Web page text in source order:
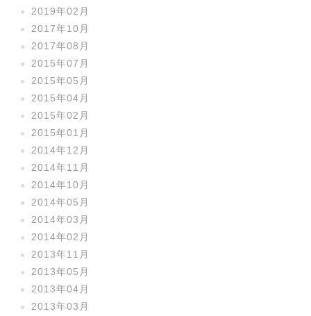
2019年02月
2017年10月
2017年08月
2015年07月
2015年05月
2015年04月
2015年02月
2015年01月
2014年12月
2014年11月
2014年10月
2014年05月
2014年03月
2014年02月
2013年11月
2013年05月
2013年04月
2013年03月